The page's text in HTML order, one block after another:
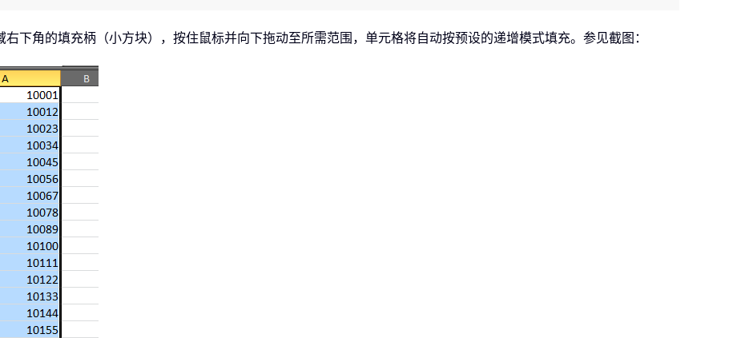
下角的填充柄（小方块），按住鼠标并向下拖动至所需范围，单元格将自动按预设的递增模式填充。参见截图：